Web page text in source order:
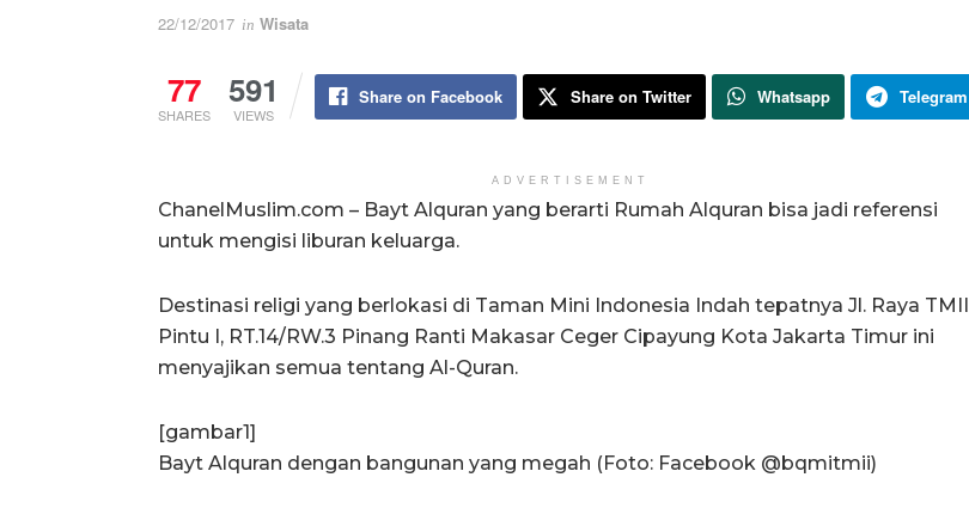
22/12/2017 in Wisata
77
SHARES
591
VIEWS
Share on Facebook Share on Twitter Whatsapp Telegram
ADVERTISEMENT
ChanelMuslim.com – Bayt Alquran yang berarti Rumah Alquran bisa jadi referensi
untuk mengisi liburan keluarga.
Destinasi religi yang berlokasi di Taman Mini Indonesia Indah tepatnya Jl. Raya TMII
Pintu I, RT.14/RW.3 Pinang Ranti Makasar Ceger Cipayung Kota Jakarta Timur ini
menyajikan semua tentang Al-Quran.
[gambar1]
Bayt Alquran dengan bangunan yang megah (Foto: Facebook @bqmitmii)